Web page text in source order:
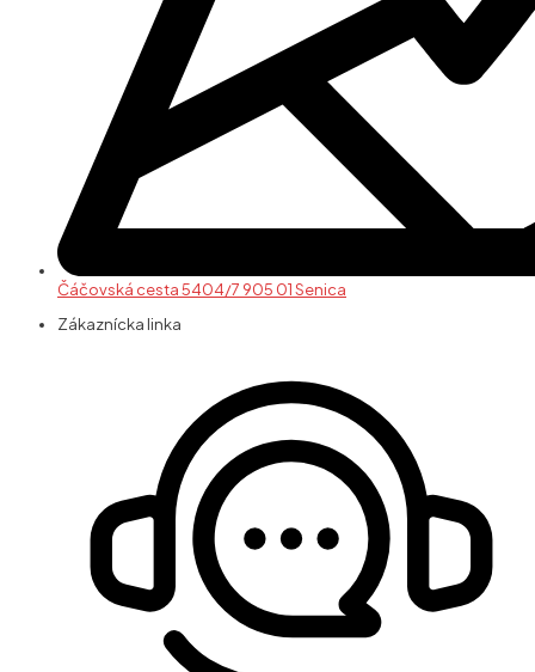
Čáčovská cesta 5404/7 905 01 Senica
Zákaznícka linka